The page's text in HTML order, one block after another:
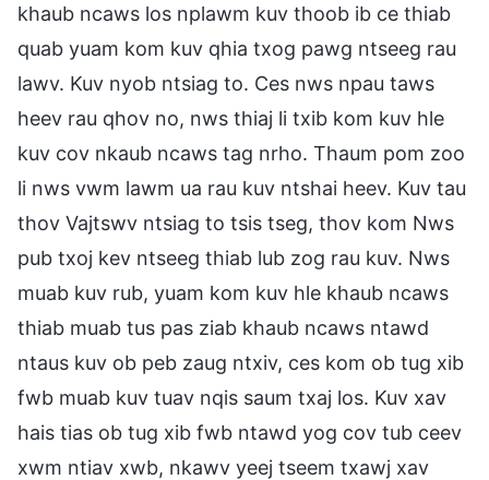
khaub ncaws los nplawm kuv thoob ib ce thiab
quab yuam kom kuv qhia txog pawg ntseeg rau
lawv. Kuv nyob ntsiag to. Ces nws npau taws
heev rau qhov no, nws thiaj li txib kom kuv hle
kuv cov nkaub ncaws tag nrho. Thaum pom zoo
li nws vwm lawm ua rau kuv ntshai heev. Kuv tau
thov Vajtswv ntsiag to tsis tseg, thov kom Nws
pub txoj kev ntseeg thiab lub zog rau kuv. Nws
muab kuv rub, yuam kom kuv hle khaub ncaws
thiab muab tus pas ziab khaub ncaws ntawd
ntaus kuv ob peb zaug ntxiv, ces kom ob tug xib
fwb muab kuv tuav nqis saum txaj los. Kuv xav
hais tias ob tug xib fwb ntawd yog cov tub ceev
xwm ntiav xwb, nkawv yeej tseem txawj xav